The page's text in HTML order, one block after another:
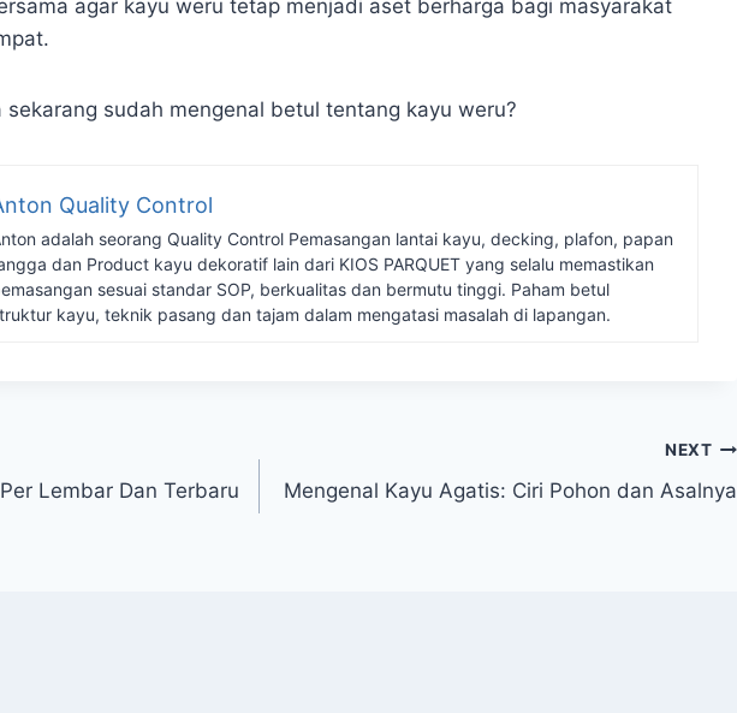
agar kayu weru tetap menjadi aset berharga bagi masyarakat
sudah mengenal betul tentang kayu weru?
Quality Control
adalah seorang Quality Control Pemasangan lantai kayu, decking, plafon, papan
dan Product kayu dekoratif lain dari KIOS PARQUET yang selalu memastikan
sesuai standar SOP, berkualitas dan bermutu tinggi. Paham betul
kayu, teknik pasang dan tajam dalam mengatasi masalah di lapangan.
Lembar Dan Terbaru
NEXT
Mengenal Kayu Agatis: Ciri Pohon dan Asalnya